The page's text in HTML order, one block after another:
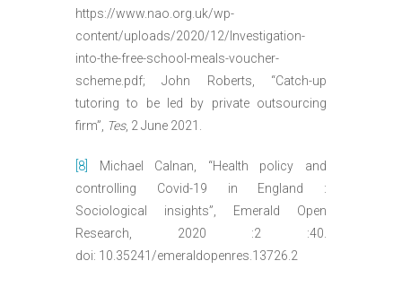
https://www.nao.org.uk/wp-
content/uploads/2020/12/Investigation-
into-the-free-school-meals-voucher-
scheme.pdf; John Roberts, “Catch-up
tutoring to be led by private outsourcing
firm”, Tes, 2 June 2021.
[8]
Michael Calnan, “Health policy and
controlling Covid-19 in England :
Sociological insights”, Emerald Open
Research, 2020 :2 :40.
doi: 10.35241/emeraldopenres.13726.2